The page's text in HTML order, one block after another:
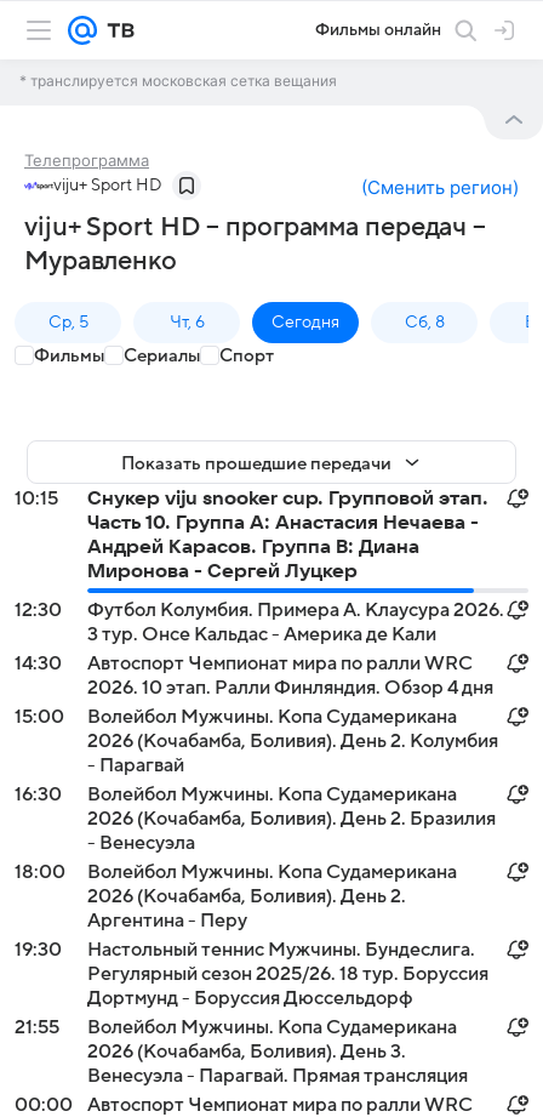
Фильмы онлайн
* транслируется московская сетка вещания
Телепрограмма
viju+ Sport HD (Сменить регион)
viju+ Sport HD – программа передач –
Муравленко
Ср, 5 Чт, 6 Сегодня Сб, 8
Фильмы Сериалы Спорт
Показать прошедшие передачи
10:15
Снукер viju snooker cup. Групповой этап.
Часть 10. Группа A: Анастасия Нечаева -
Андрей Карасов. Группа B: Диана
Миронова - Сергей Луцкер
12:30
Футбол Колумбия. Примера А. Клаусура 2026.
3 тур. Онсе Кальдас - Америка де Кали
14:30
Автоспорт Чемпионат мира по ралли WRC
2026. 10 этап. Ралли Финляндия. Обзор 4 дня
15:00
Волейбол Мужчины. Копа Судамерикана
2026 (Кочабамба, Боливия). День 2. Колумбия
- Парагвай
16:30
Волейбол Мужчины. Копа Судамерикана
2026 (Кочабамба, Боливия). День 2. Бразилия
- Венесуэла
18:00
Волейбол Мужчины. Копа Судамерикана
2026 (Кочабамба, Боливия). День 2.
Аргентина - Перу
19:30
Настольный теннис Мужчины. Бундеслига.
Регулярный сезон 2025/26. 18 тур. Боруссия
Дортмунд - Боруссия Дюссельдорф
21:55
Волейбол Мужчины. Копа Судамерикана
2026 (Кочабамба, Боливия). День 3.
Венесуэла - Парагвай. Прямая трансляция
00:00
Автоспорт Чемпионат мира по ралли WRC